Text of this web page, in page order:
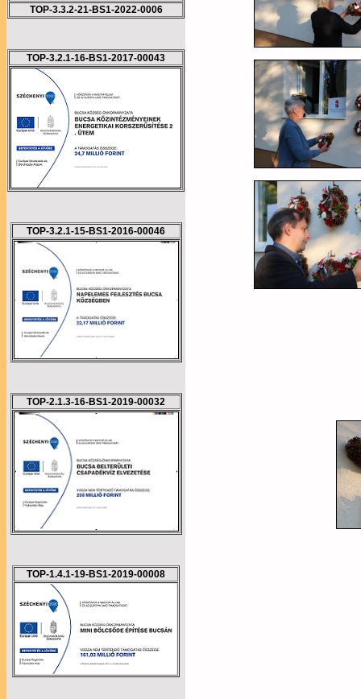
TOP-3.3.2-21-BS1-2022-0006
TOP-3.2.1-16-BS1-2017-00043
TOP-3.2.1-15-BS1-2016-00046
TOP-2.1.3-16-BS1-2019-00032
TOP-1.4.1-19-BS1-2019-00008